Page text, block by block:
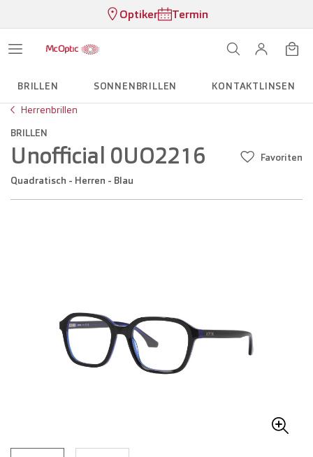
Optiker Termin
BRILLEN SONNENBRILLEN
KONTAKTLINSEN
Herrenbrillen
BRILLEN
Unofficial 0UO2216
Quadratisch - Herren - Blau
Favoriten